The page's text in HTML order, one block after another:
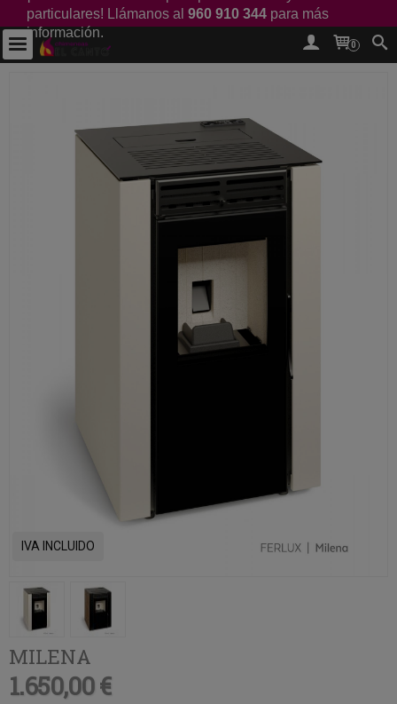
particulares! Llámanos al 960 910 344 para más
información.
0
IVA INCLUIDO
MILENA
1.650,00 €